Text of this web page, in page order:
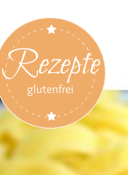
Rezepte
glutenfrei